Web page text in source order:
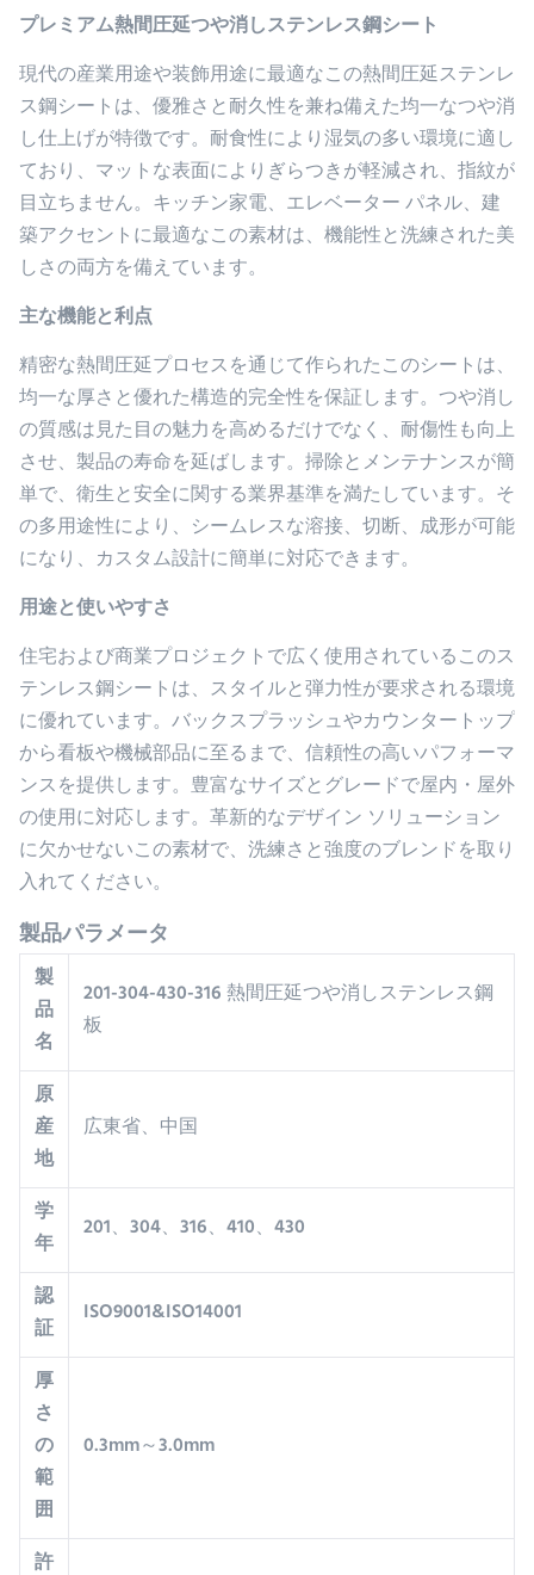
プレミアム熱間圧延つや消しステンレス鋼シート
現代の産業用途や装飾用途に最適なこの熱間圧延ステンレ
ス鋼シートは、優雅さと耐久性を兼ね備えた均一なつや消
し仕上げが特徴です。耐食性により湿気の多い環境に適し
ており、マットな表面によりぎらつきが軽減され、指紋が
目立ちません。キッチン家電、エレベーター パネル、建
築アクセントに最適なこの素材は、機能性と洗練された美
しさの両方を備えています。
主な機能と利点
精密な熱間圧延プロセスを通じて作られたこのシートは、
均一な厚さと優れた構造的完全性を保証します。つや消し
の質感は見た目の魅力を高めるだけでなく、耐傷性も向上
させ、製品の寿命を延ばします。掃除とメンテナンスが簡
単で、衛生と安全に関する業界基準を満たしています。そ
の多用途性により、シームレスな溶接、切断、成形が可能
になり、カスタム設計に簡単に対応できます。
用途と使いやすさ
住宅および商業プロジェクトで広く使用されているこのス
テンレス鋼シートは、スタイルと弾力性が要求される環境
に優れています。バックスプラッシュやカウンタートップ
から看板や機械部品に至るまで、信頼性の高いパフォーマ
ンスを提供します。豊富なサイズとグレードで屋内・屋外
の使用に対応します。革新的なデザイン ソリューション
に欠かせないこの素材で、洗練さと強度のブレンドを取り
入れてください。
製品パラメータ
製
品
名
201-304-430-316 熱間圧延つや消しステンレス鋼
板
原
産
地
広東省、中国
学
年
201、304、316、410、430
認
証
ISO9001&ISO14001
厚
さ
の
範
囲
0.3mm～3.0mm
許